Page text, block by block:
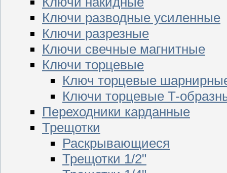
Ключи разводные усиленные
Ключи разрезные
Ключи свечные магнитные
Ключи торцевые
Ключ торцевые
Ключи торцевые T-
Переходники карданные
Трещотки
Раскрывающиеся
Трещотки 1/2"